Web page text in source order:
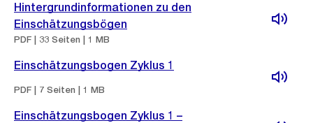
Hintergrundinformationen zu den
Einschätzungsbögen
PDF | 33 Seiten | 1 MB
Einschätzungsbogen Zyklus 1
PDF | 7 Seiten | 1 MB
Einschätzungsbogen Zyklus 1 –